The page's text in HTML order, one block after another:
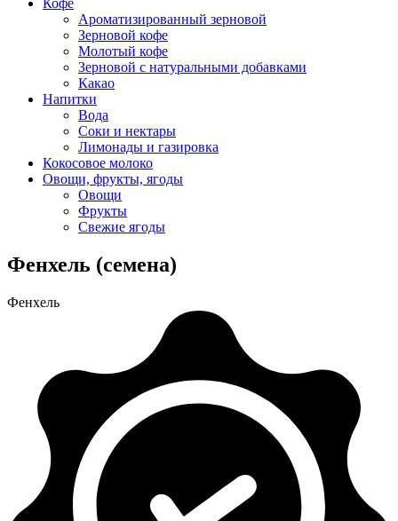
Кофе
Ароматизированный зерновой
Зерновой кофе
Молотый кофе
Зерновой с натуральными добавками
Какао
Напитки
Вода
Соки и нектары
Лимонады и газировка
Кокосовое молоко
Овощи, фрукты, ягоды
Овощи
Фрукты
Свежие ягоды
Фенхель (семена)
Фенхель